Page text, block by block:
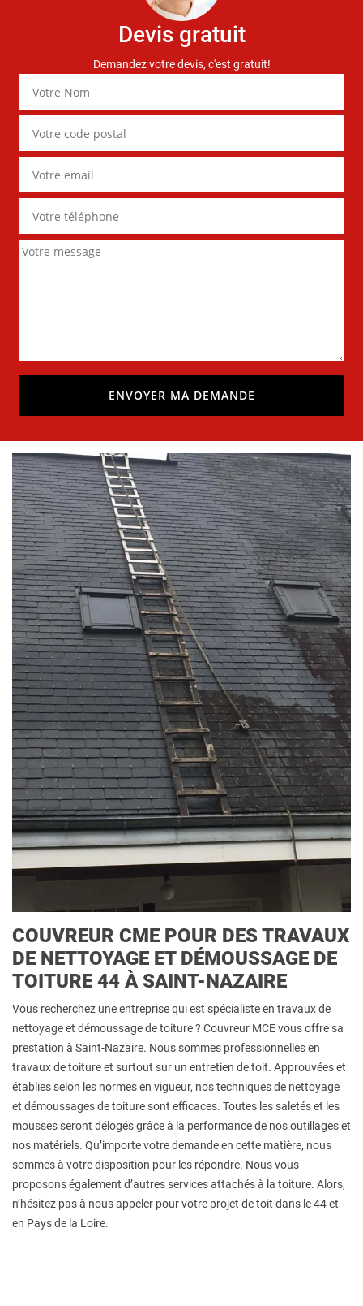
Devis gratuit
Demandez votre devis, c'est gratuit!
COUVREUR CME POUR DES TRAVAUX
DE NETTOYAGE ET DÉMOUSSAGE DE
TOITURE 44 À SAINT-NAZAIRE
Vous recherchez une entreprise qui est spécialiste en travaux de
nettoyage et démoussage de toiture ? Couvreur MCE vous offre sa
prestation à Saint-Nazaire. Nous sommes professionnelles en
travaux de toiture et surtout sur un entretien de toit. Approuvées et
établies selon les normes en vigueur, nos techniques de nettoyage
et démoussages de toiture sont efficaces. Toutes les saletés et les
mousses seront délogés grâce à la performance de nos outillages et
nos matériels. Qu’importe votre demande en cette matière, nous
sommes à votre disposition pour les répondre. Nous vous
proposons également d’autres services attachés à la toiture. Alors,
n’hésitez pas à nous appeler pour votre projet de toit dans le 44 et
en Pays de la Loire.